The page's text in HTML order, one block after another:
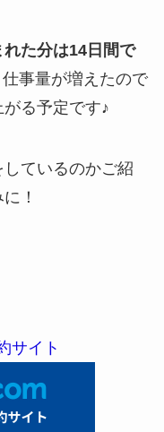
れた分は14日間で
事量が増えたので
る予定です♪
ているのかご紹
！
サイト